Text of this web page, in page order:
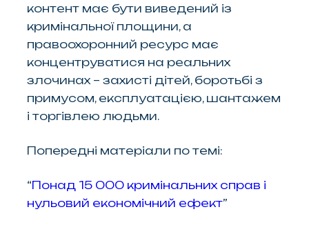
контент має бути виведений із
кримінальної площини, а
правоохоронний ресурс має
концентруватися на реальних
злочинах – захисті дітей, боротьбі з
примусом, експлуатацією, шантажем
і торгівлею людьми.
Попередні матеріали по темі:
“Понад 15 000 кримінальних справ і
нульовий економічний ефект”